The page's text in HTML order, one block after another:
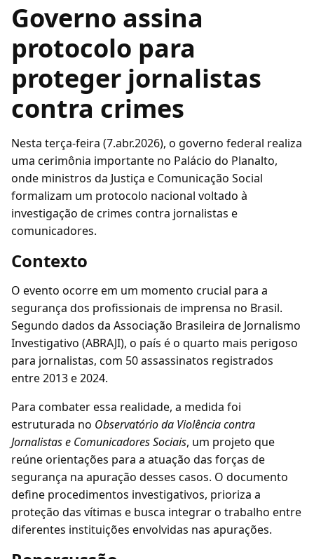
Governo assina
protocolo para
proteger jornalistas
contra crimes
Nesta terça-feira (7.abr.2026), o governo federal realiza
uma cerimônia importante no Palácio do Planalto,
onde ministros da Justiça e Comunicação Social
formalizam um protocolo nacional voltado à
investigação de crimes contra jornalistas e
comunicadores.
Contexto
O evento ocorre em um momento crucial para a
segurança dos profissionais de imprensa no Brasil.
Segundo dados da Associação Brasileira de Jornalismo
Investigativo (ABRAJI), o país é o quarto mais perigoso
para jornalistas, com 50 assassinatos registrados
entre 2013 e 2024.
Para combater essa realidade, a medida foi
estruturada no Observatório da Violência contra
Jornalistas e Comunicadores Sociais, um projeto que
reúne orientações para a atuação das forças de
segurança na apuração desses casos. O documento
define procedimentos investigativos, prioriza a
proteção das vítimas e busca integrar o trabalho entre
diferentes instituições envolvidas nas apurações.